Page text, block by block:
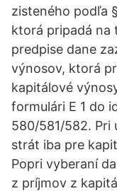
zisteného podľa
ktorá pripadá na
predpise dane
výnosov, ktorá
kapitálové
formulári E 1 do
580/581/582. Pri
strát iba pre
Popri vyberaní
z príjmov z